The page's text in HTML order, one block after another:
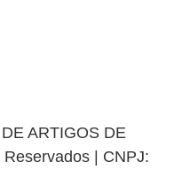
ARTIGOS DE
| CNPJ: